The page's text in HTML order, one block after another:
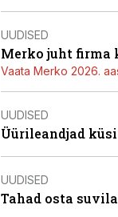
UUDISED
Merko juht firma
Vaata Merko 2026.
UUDISED
Üürileandjad
UUDISED
Tahad osta